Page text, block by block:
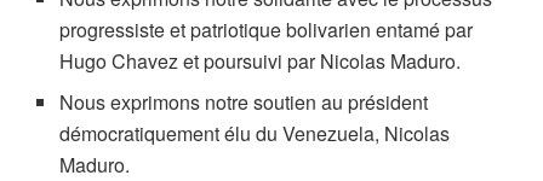
progressiste et patriotique bolivarien entamé par
Hugo Chavez et poursuivi par Nicolas Maduro.
Nous exprimons notre soutien au président
démocratiquement élu du Venezuela, Nicolas
Maduro.